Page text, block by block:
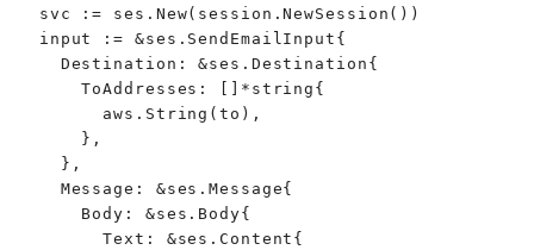
  svc := ses.New(session.NewSession())
  input := &ses.SendEmailInput{
    Destination: &ses.Destination{
      ToAddresses: []*string{
        aws.String(to),
      },
    },
    Message: &ses.Message{
      Body: &ses.Body{
        Text: &ses.Content{